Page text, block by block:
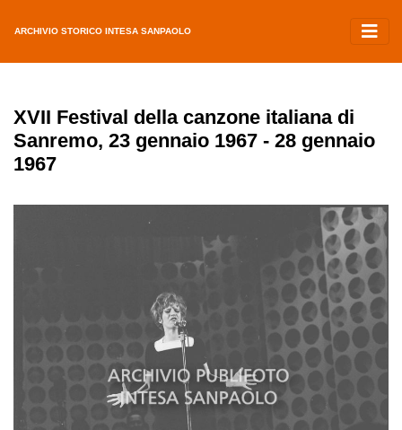
ARCHIVIO STORICO INTESA SANPAOLO
XVII Festival della canzone italiana di
Sanremo, 23 gennaio 1967 - 28 gennaio
1967